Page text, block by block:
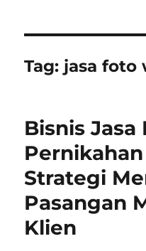
Tag: jasa foto
Bisnis
Strategi
Pasangan
Klien